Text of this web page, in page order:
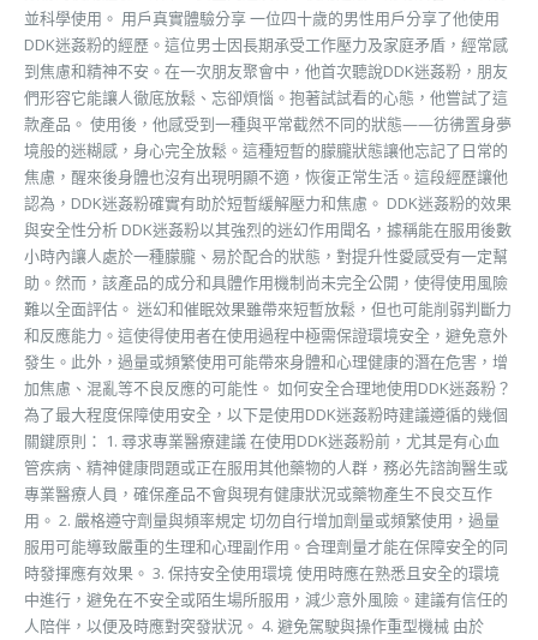
並科學使用。 用戶真實體驗分享 一位四十歲的男性用戶分享了他使用
DDK迷姦粉的經歷。這位男士因長期承受工作壓力及家庭矛盾，經常感
到焦慮和精神不安。在一次朋友聚會中，他首次聽說DDK迷姦粉，朋友
們形容它能讓人徹底放鬆、忘卻煩惱。抱著試試看的心態，他嘗試了這
款產品。 使用後，他感受到一種與平常截然不同的狀態——彷彿置身夢
境般的迷糊感，身心完全放鬆。這種短暫的朦朧狀態讓他忘記了日常的
焦慮，醒來後身體也沒有出現明顯不適，恢復正常生活。這段經歷讓他
認為，DDK迷姦粉確實有助於短暫緩解壓力和焦慮。 DDK迷姦粉的效果
與安全性分析 DDK迷姦粉以其強烈的迷幻作用聞名，據稱能在服用後數
小時內讓人處於一種朦朧、易於配合的狀態，對提升性愛感受有一定幫
助。然而，該產品的成分和具體作用機制尚未完全公開，使得使用風險
難以全面評估。 迷幻和催眠效果雖帶來短暫放鬆，但也可能削弱判斷力
和反應能力。這使得使用者在使用過程中極需保證環境安全，避免意外
發生。此外，過量或頻繁使用可能帶來身體和心理健康的潛在危害，增
加焦慮、混亂等不良反應的可能性。 如何安全合理地使用DDK迷姦粉？
為了最大程度保障使用安全，以下是使用DDK迷姦粉時建議遵循的幾個
關鍵原則： 1. 尋求專業醫療建議 在使用DDK迷姦粉前，尤其是有心血
管疾病、精神健康問題或正在服用其他藥物的人群，務必先諮詢醫生或
專業醫療人員，確保產品不會與現有健康狀況或藥物產生不良交互作
用。 2. 嚴格遵守劑量與頻率規定 切勿自行增加劑量或頻繁使用，過量
服用可能導致嚴重的生理和心理副作用。合理劑量才能在保障安全的同
時發揮應有效果。 3. 保持安全使用環境 使用時應在熟悉且安全的環境
中進行，避免在不安全或陌生場所服用，減少意外風險。建議有信任的
人陪伴，以便及時應對突發狀況。 4. 避免駕駛與操作重型機械 由於